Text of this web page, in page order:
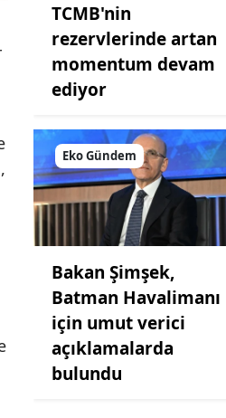
TCMB'nin
rezervlerinde artan
momentum devam
ediyor
Eko Gündem
Bakan Şimşek,
Batman Havalimanı
için umut verici
açıklamalarda
bulundu